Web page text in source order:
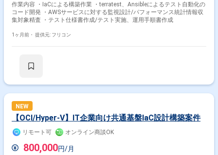
作業内容 ・IaCによる構築作業 ・terratest、Ansibleによるテスト自動化の
コード開発 ・AWSサービスに対する監視設計/パフォーマンス統計情報収
集対象精査 ・テスト仕様書作成/テスト実施、運用手順書作成
1ヶ月前・ 提供元: フリコン
NEW
【OCI/Hyper-V】IT企業向け共通基盤IaC設計構築案件
リモート可 オンライン商談OK
800,000円/月